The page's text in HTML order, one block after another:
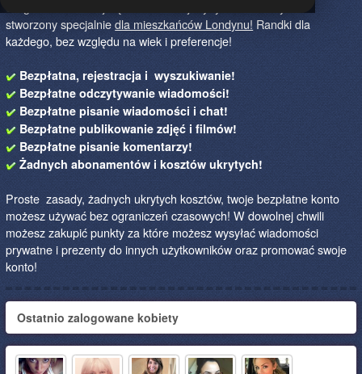
stworzony specjalniedla mieszkańców Londynu! Randki dla
każdego, bez względu na wiek i preferencje!
Bezpłatna, rejestracja i wyszukiwanie!
Bezpłatne odczytywanie wiadomości!
Bezpłatne pisanie wiadomości i chat!
Bezpłatne publikowanie zdjęć i filmów!
Bezpłatne pisanie komentarzy!
Żadnych abonamentów i kosztów ukrytych!
Proste zasady, żadnych ukrytych kosztów, twoje bezpłatne konto
możesz używać bez ograniczeń czasowych! W dowolnej chwili
możesz zakupić punkty za które możesz wysyłać wiadomości
prywatne i prezenty do innych użytkowników oraz promować swoje
konto!
Ostatnio zalogowane kobiety